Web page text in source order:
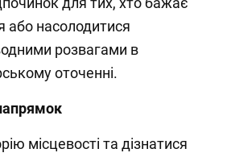
або насолодитися
розвагами в
оточенні.
місцевості та дізнатися